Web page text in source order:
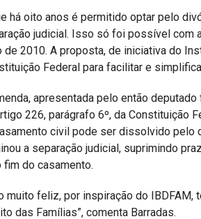
há oito anos é permitido optar pelo
judicial. Isso só foi possível com
de 2010. A proposta, de iniciativa do
Federal para facilitar e
apresentada pelo então
226, parágrafo 6º, da Constituição
civil pode ser dissolvido pelo
a separação judicial, suprimindo
fim do casamento.
muito feliz, por inspiração do IBDFAM,
das Famílias”, comenta Barradas.